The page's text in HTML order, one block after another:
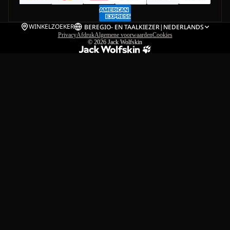
WINKELZOEKER BEREGIO- EN TAALKIEZER| NEDERLANDS
PrivacyAfdrukAlgemene voorwaardenCookies
© 2026 Jack Wolfskin